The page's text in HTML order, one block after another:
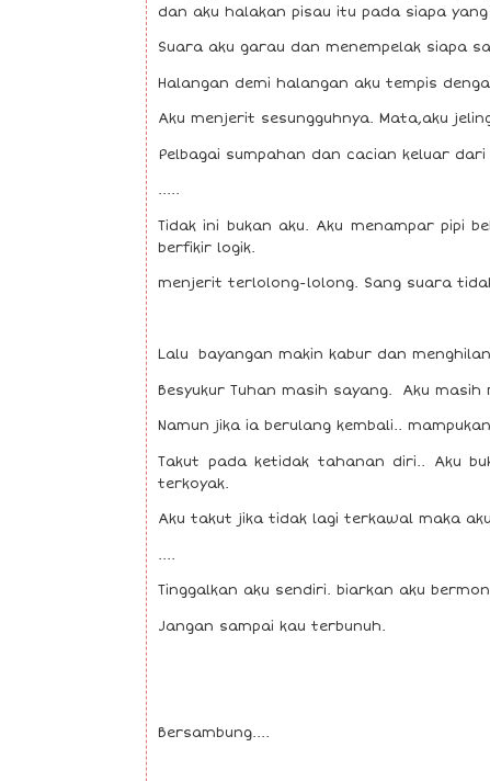
dan aku halakan pisau itu pada siapa
Suara aku garau dan menempelak siapa
Halangan demi halangan aku tempis
Aku menjerit sesungguhnya. Mata,aku
Pelbagai sumpahan dan cacian keluar dari
.....
Tidak ini bukan aku. Aku menampar pipi
berfikir logik.
menjerit terlolong-lolong. Sang suara
Lalu bayangan makin kabur dan
Besyukur Tuhan masih sayang. Aku masih
Namun jika ia berulang kembali..
Takut pada ketidak tahanan diri.. Aku
terkoyak.
Aku takut jika tidak lagi terkawal maka
....
Tinggalkan aku sendiri. biarkan aku
Jangan sampai kau terbunuh.
Bersambung....